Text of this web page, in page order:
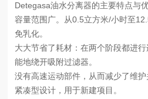
Detegasa油水分离器的主要特点与
容量范围广。从0.5立方米/小时至
免乳化。
大大节省了耗材：在两个阶段都进
能地绕开吸附过滤器。
没有高速运动部件，从而减少了维护
紧凑型设计，用于新建项目。